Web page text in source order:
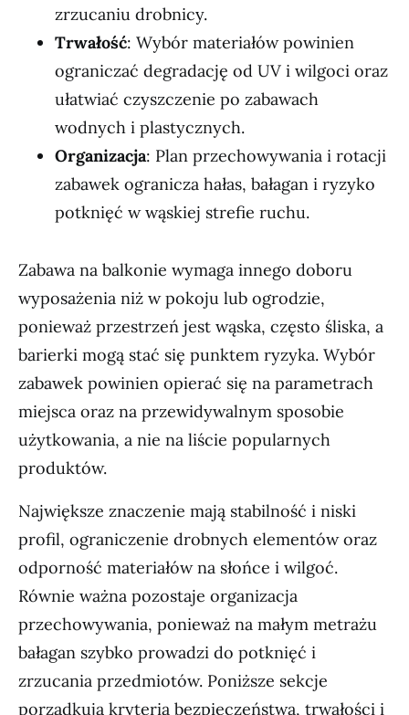
zrzucaniu drobnicy.
Trwałość: Wybór materiałów powinien
ograniczać degradację od UV i wilgoci oraz
ułatwiać czyszczenie po zabawach
wodnych i plastycznych.
Organizacja: Plan przechowywania i rotacji
zabawek ogranicza hałas, bałagan i ryzyko
potknięć w wąskiej strefie ruchu.
Zabawa na balkonie wymaga innego doboru
wyposażenia niż w pokoju lub ogrodzie,
ponieważ przestrzeń jest wąska, często śliska, a
barierki mogą stać się punktem ryzyka. Wybór
zabawek powinien opierać się na parametrach
miejsca oraz na przewidywalnym sposobie
użytkowania, a nie na liście popularnych
produktów.
Największe znaczenie mają stabilność i niski
profil, ograniczenie drobnych elementów oraz
odporność materiałów na słońce i wilgoć.
Równie ważna pozostaje organizacja
przechowywania, ponieważ na małym metrażu
bałagan szybko prowadzi do potknięć i
zrzucania przedmiotów. Poniższe sekcje
porządkują kryteria bezpieczeństwa, trwałości i